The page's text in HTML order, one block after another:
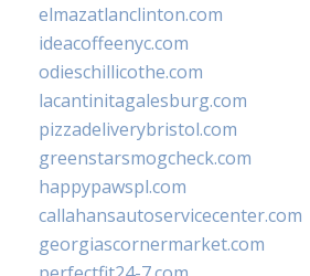
elmazatlanclinton.com
ideacoffeenyc.com
odieschillicothe.com
lacantinitagalesburg.com
pizzadeliverybristol.com
greenstarsmogcheck.com
happypawspl.com
callahansautoservicecenter.com
georgiascornermarket.com